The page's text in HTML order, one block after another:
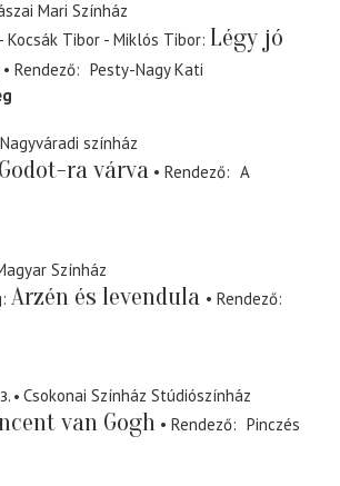
Mari Színház
Kocsák Tibor - Miklós Tibor Légy jó
Rendező
Pesty-Nagy Kati
Nagyváradi színház
Godot-ra várva Rendező
A
Színház
Arzén és levendula
Rendező
Csokonai Színház Stúdiószínház
van Gogh Rendező
Pinczés